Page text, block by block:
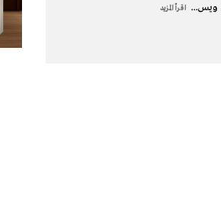
ويس... اقرأ المزيد